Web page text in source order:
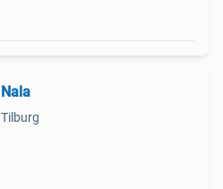
Nala
Tilburg